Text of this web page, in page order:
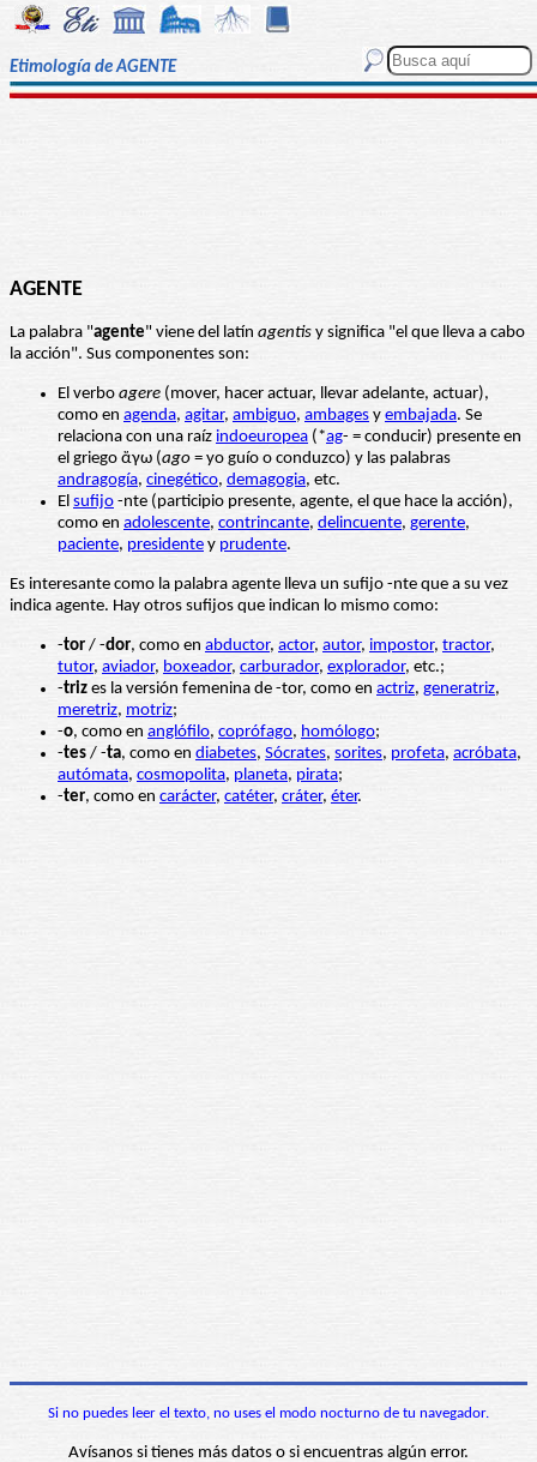
Etimología de AGENTE
AGENTE
La palabra "agente" viene del latín agentis y significa "el que lleva a cabo
la acción". Sus componentes son:
El verbo agere (mover, hacer actuar, llevar adelante, actuar),
como en agenda, agitar, ambiguo, ambages y embajada. Se
relaciona con una raíz indoeuropea (*ag- = conducir) presente en
el griego ἄγω (ago = yo guío o conduzco) y las palabras
andragogía, cinegético, demagogia, etc.
El sufijo -nte (participio presente, agente, el que hace la acción),
como en adolescente, contrincante, delincuente, gerente,
paciente, presidente y prudente.
Es interesante como la palabra agente lleva un sufijo -nte que a su vez
indica agente. Hay otros sufijos que indican lo mismo como:
-tor / -dor, como en abductor, actor, autor, impostor, tractor,
tutor, aviador, boxeador, carburador, explorador, etc.;
-triz es la versión femenina de -tor, como en actriz, generatriz,
meretriz, motriz;
-o, como en anglófilo, coprófago, homólogo;
-tes / -ta, como en diabetes, Sócrates, sorites, profeta, acróbata,
autómata, cosmopolita, planeta, pirata;
-ter, como en carácter, catéter, cráter, éter.
Si no puedes leer el texto, no uses el modo nocturno de tu navegador.
Avísanos si tienes más datos o si encuentras algún error.